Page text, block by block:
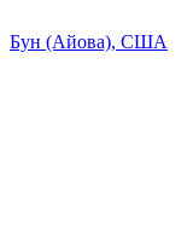
Бун (Айова), США